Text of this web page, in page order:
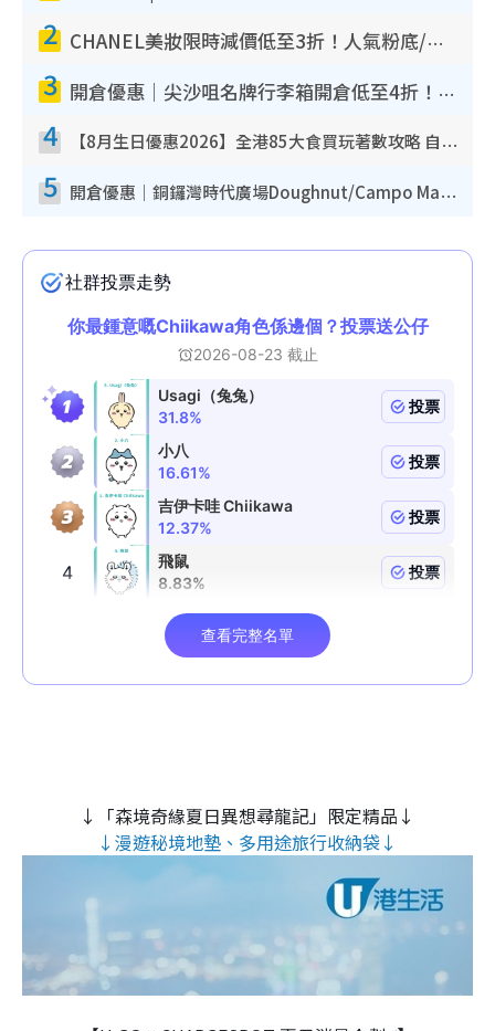
2 CHANEL美妝限時減價低至3折！人氣粉底/唇膏/精華液低至$275！COCO香水都有平
3 開倉優惠｜尖沙咀名牌行李箱開倉低至4折！一連5日 American Tourister/ace./Hallmark $200起！
4 【8月生日優惠2026】全港85大食買玩著數攻略 自助餐/火鍋放題同行免費＋誠品/DONKI送現金券
5 開倉優惠｜銅鑼灣時代廣場Doughnut/Campo Marzio開倉低至1折！背囊、書包、手袋劈價$200起
↓「森境奇緣夏日異想尋龍記」限定精品↓
↓漫遊秘境地墊、多用途旅行收納袋↓